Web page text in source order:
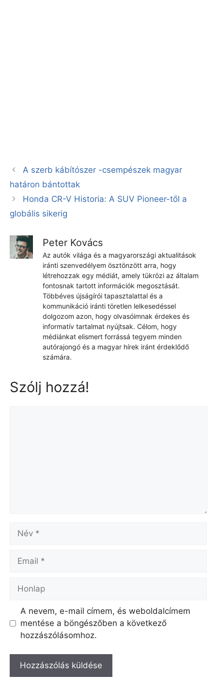
A szerb kábítószer -csempészek magyar
határon bántottak
Honda CR-V Historia: A SUV Pioneer-től a
globális sikerig
Peter Kovács
Az autók világa és a magyarországi aktualitások
iránti szenvedélyem ösztönzött arra, hogy
létrehozzak egy médiát, amely tükrözi az általam
fontosnak tartott információk megosztását.
Többéves újságírói tapasztalattal és a
kommunikáció iránti töretlen lelkesedéssel
dolgozom azon, hogy olvasóimnak érdekes és
informatív tartalmat nyújtsak. Célom, hogy
médiánkat elismert forrássá tegyem minden
autórajongó és a magyar hírek iránt érdeklődő
számára.
Szólj hozzá!
Név
Email
Honlap
A nevem, e-mail címem, és weboldalcímem
mentése a böngészőben a következő
hozzászólásomhoz.